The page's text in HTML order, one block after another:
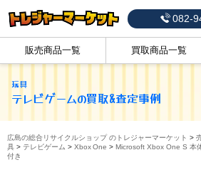
082-
販売商品一覧 買取商品一覧
玩具
テレビゲームの買取&査定事例
広島の総合リサイクルショップ のトレジャーマーケット >
具> テレビゲーム > Xbox One > Microsoft Xbox One S 本
付き